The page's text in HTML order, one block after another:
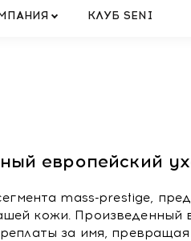
КЛУБ SENI
европейский
mass-prestige,
кожи. Произведенный
за имя,